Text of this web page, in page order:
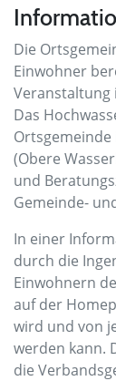
Die
Einwohner
Das
(Obere
und
Gemeinde-
In einer
durch die
Einwohnern
auf der
wird und von
werden kann.
die